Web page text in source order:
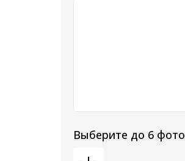
Выберите до 6 фото